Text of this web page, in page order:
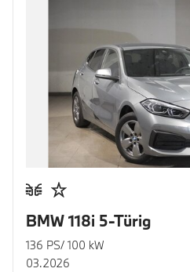
BMW 118i 5-Türig
136 PS/ 100 kW
03.2026